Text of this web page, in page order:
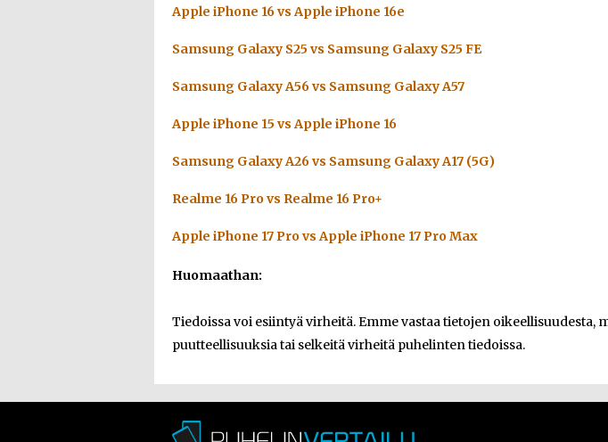
Apple iPhone 16 vs Apple iPhone 16e
Samsung Galaxy S25 vs Samsung Galaxy S25 FE
Samsung Galaxy A56 vs Samsung Galaxy A57
Apple iPhone 15 vs Apple iPhone 16
Samsung Galaxy A26 vs Samsung Galaxy A17 (5G)
Realme 16 Pro vs Realme 16 Pro+
Apple iPhone 17 Pro vs Apple iPhone 17 Pro Max
Huomaathan:
Tiedoissa voi esiintyä virheitä. Emme vastaa tietojen
puutteellisuuksia tai selkeitä virheitä puhelinten tiedoissa.